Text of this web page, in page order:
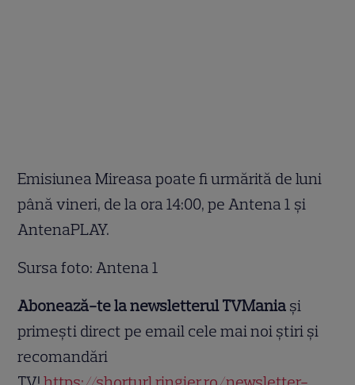
Emisiunea Mireasa poate fi urmărită de luni
până vineri, de la ora 14:00, pe Antena 1 și
AntenaPLAY.
Sursa foto: Antena 1
Abonează-te la newsletterul TVMania și
primești direct pe email cele mai noi știri și
recomandări